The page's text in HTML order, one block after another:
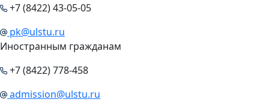
+7 (8422) 43-05-05
pk@ulstu.ru
Иностранным гражданам
+7 (8422) 778-458
admission@ulstu.ru